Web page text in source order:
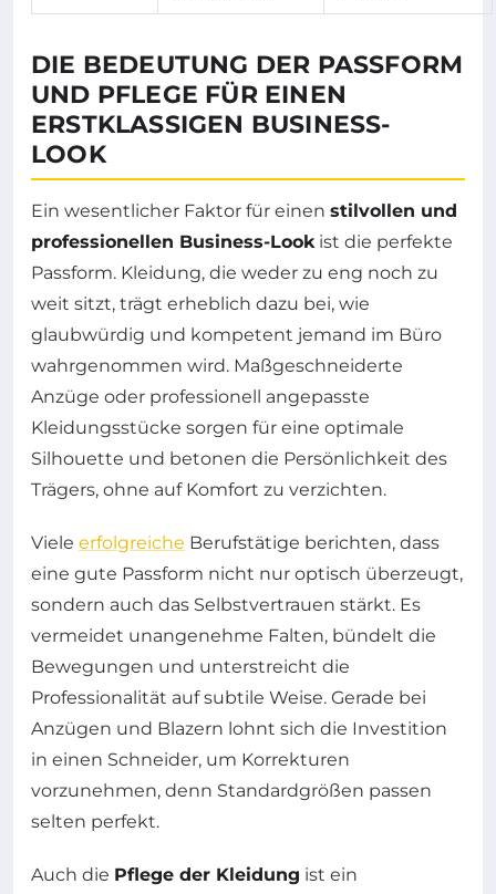
DIE BEDEUTUNG DER PASSFORM
UND PFLEGE FÜR EINEN
ERSTKLASSIGEN BUSINESS-
LOOK
Ein wesentlicher Faktor für einen stilvollen und
professionellen Business-Lookist die perfekte
Passform. Kleidung, die weder zu eng noch zu
weit sitzt, trägt erheblich dazu bei, wie
glaubwürdig und kompetent jemand im Büro
wahrgenommen wird. Maßgeschneiderte
Anzüge oder professionell angepasste
Kleidungsstücke sorgen für eine optimale
Silhouette und betonen die Persönlichkeit des
Trägers, ohne auf Komfort zu verzichten.
Viele erfolgreiche Berufstätige berichten, dass
eine gute Passform nicht nur optisch überzeugt,
sondern auch das Selbstvertrauen stärkt. Es
vermeidet unangenehme Falten, bündelt die
Bewegungen und unterstreicht die
Professionalität auf subtile Weise. Gerade bei
Anzügen und Blazern lohnt sich die Investition
in einen Schneider, um Korrekturen
vorzunehmen, denn Standardgrößen passen
selten perfekt.
Auch die Pflege der Kleidung ist ein